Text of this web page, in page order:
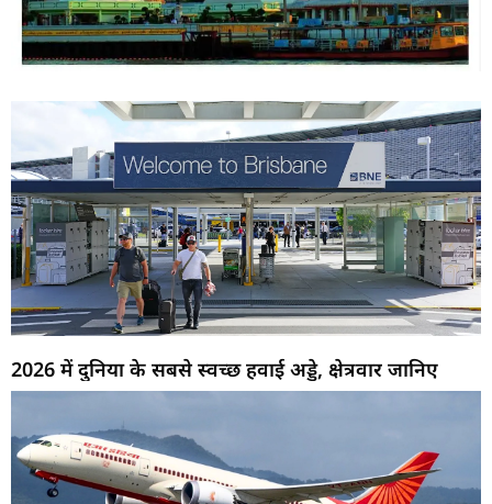
2026 में दुनिया के सबसे स्वच्छ हवाई अड्डे, क्षेत्रवार जानिए